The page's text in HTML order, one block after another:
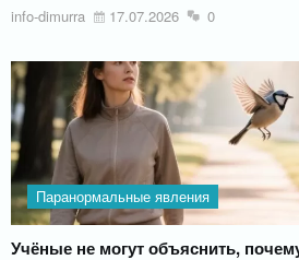
info-dimurra 17.07.2026 0
Паранормальные явления
Учёные не могут объяснить,